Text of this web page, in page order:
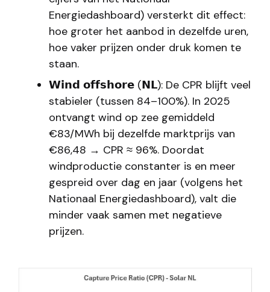
Energiedashboard) versterkt dit effect:
hoe groter het aanbod in dezelfde uren,
hoe vaker prijzen onder druk komen te
staan.
𝗪𝗶𝗻𝗱 𝗼𝗳𝗳𝘀𝗵𝗼𝗿𝗲 (𝗡𝗟): De CPR blijft veel
stabieler (tussen 84–100%). In 2025
ontvangt wind op zee gemiddeld
€83/MWh bij dezelfde marktprijs van
€86,48 → CPR ≈ 96%. Doordat
windproductie constanter is en meer
gespreid over dag en jaar (volgens het
Nationaal Energiedashboard), valt die
minder vaak samen met negatieve
prijzen.